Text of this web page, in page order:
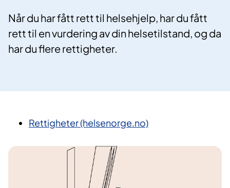
Når du har fått rett til helsehjelp, har du fått
rett til en vurdering av din helsetilstand, og da
har du flere rettigheter.
Rettigheter (helsenorge.no)​